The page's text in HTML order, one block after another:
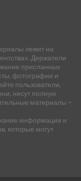
лежит на
Держатели
присланных
фотографии и
пользователи,
несут полную
материалы –
информации и
которые могут